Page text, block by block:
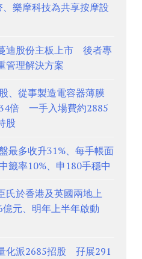
樂摩科技為共享按摩設
迪股份主板上市 後者專
管理解決方案
、從事製造電容器薄膜
倍 一手入場費約2885
股
最多收升31%、每手帳面
率10%、申180手穩中
氏於香港及英國兩地上
元、明年上半年啟動
化派2685招股 孖展291